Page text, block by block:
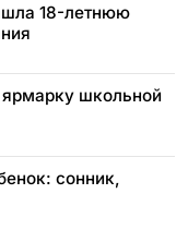
18-летнюю
ярмарку школьной
сонник,